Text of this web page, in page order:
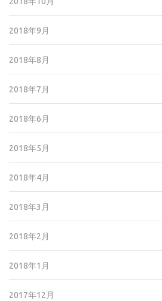
2018年9月
2018年8月
2018年7月
2018年6月
2018年5月
2018年4月
2018年3月
2018年2月
2018年1月
2017年12月